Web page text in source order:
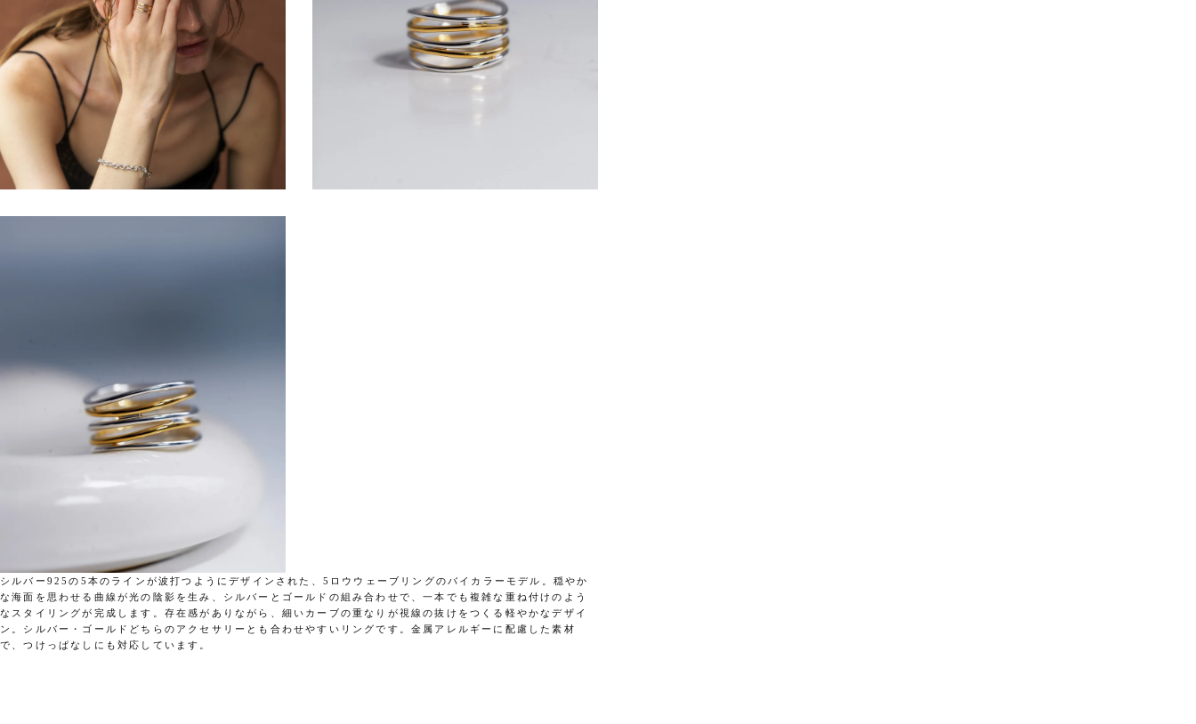
シルバー925の5本のラインが波打つようにデザインされた、5ロウウェーブリングのバイカラーモデル。穏やか
な海面を思わせる曲線が光の陰影を生み、シルバーとゴールドの組み合わせで、一本でも複雑な重ね付けのよう
なスタイリングが完成します。存在感がありながら、細いカーブの重なりが視線の抜けをつくる軽やかなデザイ
ン。シルバー・ゴールドどちらのアクセサリーとも合わせやすいリングです。金属アレルギーに配慮した素材
で、つけっぱなしにも対応しています。